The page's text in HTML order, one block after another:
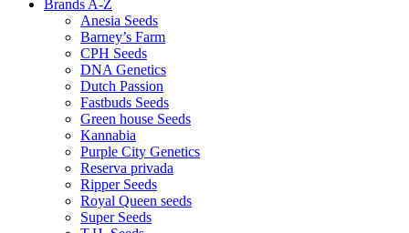
Brands A-Z
Anesia Seeds
Barney’s Farm
CPH Seeds
DNA Genetics
Dutch Passion
Fastbuds Seeds
Green house Seeds
Kannabia
Purple City Genetics
Reserva privada
Ripper Seeds
Royal Queen seeds
Super Seeds